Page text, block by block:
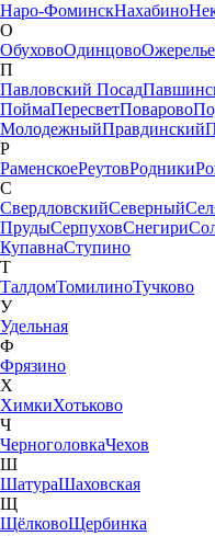
Наро-ФоминскНахабино
О
ОбуховоОдинцовоОжерелье
П
Павловский Посад
ПоймаПересветПоварово
МолодежныйПравдинский
Р
РаменскоеРеутовРодники
С
СвердловскийСеверный
ПрудыСерпуховСнегири
КупавнаСтупино
Т
ТалдомТомилиноТучково
У
Удельная
Ф
Фрязино
Х
ХимкиХотьково
Ч
ЧерноголовкаЧехов
Ш
ШатураШаховская
Щ
ЩёлковоЩербинка